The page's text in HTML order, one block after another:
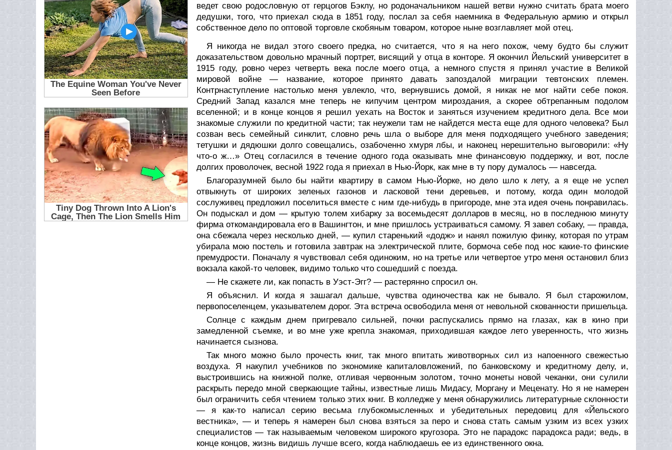
ведет свою родословную от герцогов Бэклу, но родоначальником нашей ветви нужно считать брата моего
дедушки, того, что приехал сюда в 1851 году, послал за себя наемника в Федеральную армию и открыл
собственное дело по оптовой торговле скобяным товаром, которое ныне возглавляет мой отец.
Я никогда не видал этого своего предка, но считается, что я на него похож, чему будто бы служит
доказательством довольно мрачный портрет, висящий у отца в конторе. Я окончил Йельский университет в
1915 году, ровно через четверть века после моего отца, а немного спустя я принял участие в Великой
мировой войне — название, которое принято давать запоздалой миграции тевтонских племен.
Контрнаступление настолько меня увлекло, что, вернувшись домой, я никак не мог найти себе покоя.
Средний Запад казался мне теперь не кипучим центром мироздания, а скорее обтрепанным подолом
вселенной; и в конце концов я решил уехать на Восток и заняться изучением кредитного дела. Все мои
знакомые служили по кредитной части; так неужели там не найдется места еще для одного человека? Был
созван весь семейный синклит, словно речь шла о выборе для меня подходящего учебного заведения;
тетушки и дядюшки долго совещались, озабоченно хмуря лбы, и наконец нерешительно выговорили: «Ну
что-о ж…» Отец согласился в течение одного года оказывать мне финансовую поддержку, и вот, после
долгих проволочек, весной 1922 года я приехал в Нью-Йорк, как мне в ту пору думалось — навсегда.
Благоразумней было бы найти квартиру в самом Нью-Йорке, но дело шло к лету, а я еще не успел
отвыкнуть от широких зеленых газонов и ласковой тени деревьев, и потому, когда один молодой
сослуживец предложил поселиться вместе с ним где-нибудь в пригороде, мне эта идея очень понравилась.
Он подыскал и дом — крытую толем хибарку за восемьдесят долларов в месяц, но в последнюю минуту
фирма откомандировала его в Вашингтон, и мне пришлось устраиваться самому. Я завел собаку, — правда,
она сбежала через несколько дней, — купил старенький «додж» и нанял пожилую финку, которая по утрам
убирала мою постель и готовила завтрак на электрической плите, бормоча себе под нос какие-то финские
премудрости. Поначалу я чувствовал себя одиноким, но на третье или четвертое утро меня остановил близ
вокзала какой-то человек, видимо только что сошедший с поезда.
— Не скажете ли, как попасть в Уэст-Эгг? — растерянно спросил он.
Я объяснил. И когда я зашагал дальше, чувства одиночества как не бывало. Я был старожилом,
первопоселенцем, указывателем дорог. Эта встреча освободила меня от невольной скованности пришельца.
Солнце с каждым днем пригревало сильней, почки распускались прямо на глазах, как в кино при
замедленной съемке, и во мне уже крепла знакомая, приходившая каждое лето уверенность, что жизнь
начинается сызнова.
Так много можно было прочесть книг, так много впитать животворных сил из напоенного свежестью
воздуха. Я накупил учебников по экономике капиталовложений, по банковскому и кредитному делу, и,
выстроившись на книжной полке, отливая червонным золотом, точно монеты новой чеканки, они сулили
раскрыть передо мной сверкающие тайны, известные лишь Мидасу, Моргану и Меценату. Но я не намерен
был ограничить себя чтением только этих книг. В колледже у меня обнаружились литературные склонности
— я как-то написал серию весьма глубокомысленных и убедительных передовиц для «Йельского
вестника», — и теперь я намерен был снова взяться за перо и снова стать самым узким из всех узких
специалистов — так называемым человеком широкого кругозора. Это не парадокс парадокса ради; ведь, в
конце концов, жизнь видишь лучше всего, когда наблюдаешь ее из единственного окна.